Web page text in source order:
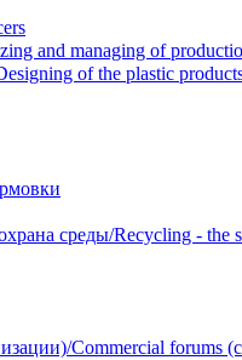
and managing of
of the plastic
среды/Recycling -
Commercial forums